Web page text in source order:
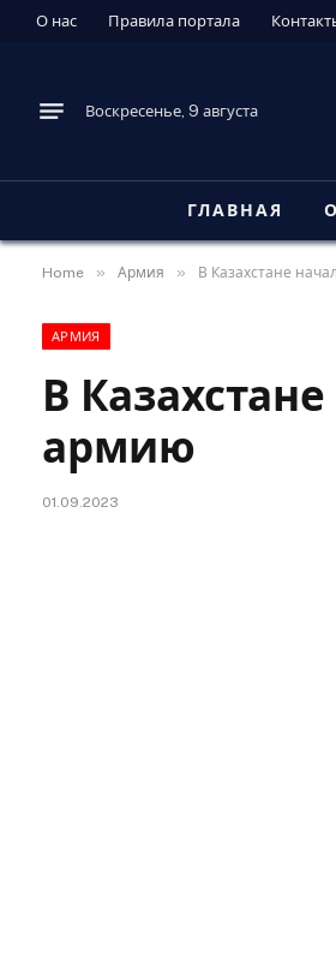
О нас Правила портала
Воскресенье, 9 августа
ГЛАВНАЯ
Home » Армия » В Казахстане
АРМИЯ
В
армию
01.09.2023